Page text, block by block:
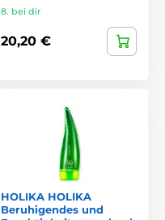
8. bei dir
20,20 €
HOLIKA HOLIKA
Beruhigendes und